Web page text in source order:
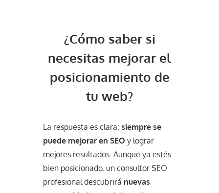
¿Cómo saber si
necesitas mejorar el
posicionamiento de
tu web?
La respuesta es clara: siempre se
puede mejorar en SEO y lograr
mejores resultados. Aunque ya estés
bien posicionado, un consultor SEO
profesional descubrirá nuevas